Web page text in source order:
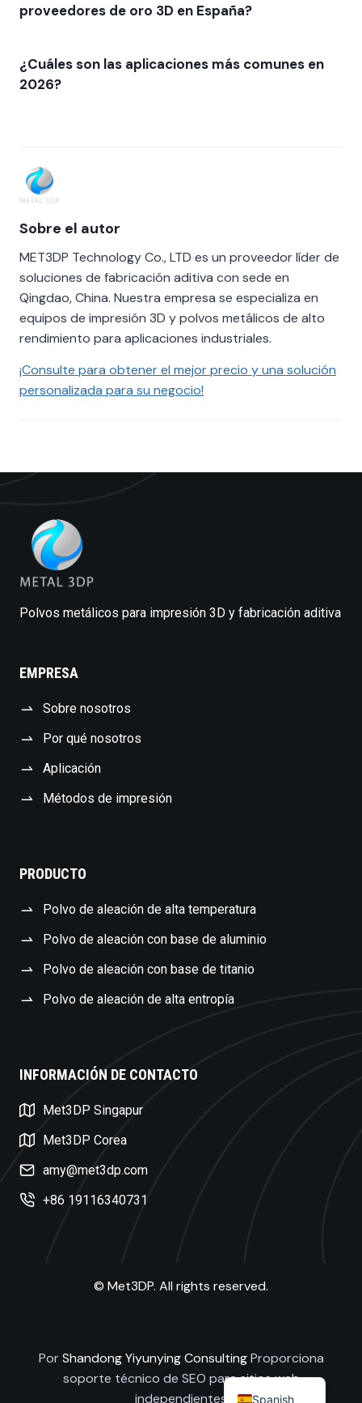
proveedores de oro 3D en España?
¿Cuáles son las aplicaciones más comunes en
2026?
Sobre el autor
MET3DP Technology Co., LTD es un proveedor líder de
soluciones de fabricación aditiva con sede en
Qingdao, China. Nuestra empresa se especializa en
equipos de impresión 3D y polvos metálicos de alto
rendimiento para aplicaciones industriales.
¡Consulte para obtener el mejor precio y una solución
personalizada para su negocio!
Polvos metálicos para impresión 3D y fabricación aditiva
EMPRESA
Sobre nosotros
Por qué nosotros
Aplicación
Métodos de impresión
PRODUCTO
Polvo de aleación de alta temperatura
Polvo de aleación con base de aluminio
Polvo de aleación con base de titanio
Polvo de aleación de alta entropía
INFORMACIÓN DE CONTACTO
Met3DP Singapur
Met3DP Corea
amy@met3dp.com
+86 19116340731
© Met3DP. All rights reserved.
PorShandong Yiyunying ConsultingProporciona
soporte técnico de SEO para sitios web
independientes
Spanish
English
Japanese